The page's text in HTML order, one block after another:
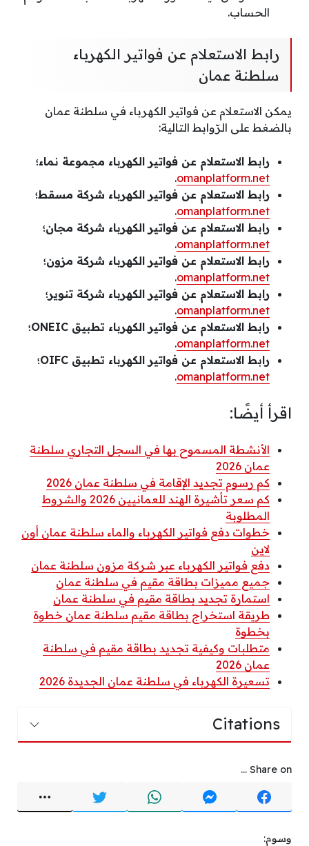
الحساب.
رابط الاستعلام عن فواتير الكهرباء
سلطنة عمان
يمكن الاستعلام عن فواتير الكهرباء في سلطنة عمان
بالضغط على الرّوابط التالية:
رابط الاستعلام عن فواتير الكهرباء مجموعة نماء؛
omanplatform.net
.
رابط الاستعلام عن فواتير الكهرباء شركة مسقط؛
omanplatform.net
.
رابط الاستعلام عن فواتير الكهرباء شركة مجان؛
omanplatform.net
.
رابط الاستعلام عن فواتير الكهرباء شركة مزون؛
omanplatform.net
.
رابط الاستعلام عن فواتير الكهرباء شركة تنوير؛
omanplatform.net
.
رابط الاستعلام عن فواتير الكهرباء تطبيق ONEIC؛
omanplatform.net
.
رابط الاستعلام عن فواتير الكهرباء تطبيق OIFC؛
omanplatform.net
.
اقرأ أيضًا:
الأنشطة المسموح بها في السجل التجاري سلطنة
عمان 2026
كم رسوم تجديد الإقامة في سلطنة عمان 2026
كم سعر تأشيرة الهند للعمانيين 2026 والشروط
المطلوبة
خطوات دفع فواتير الكهرباء والماء سلطنة عمان أون
لاين
دفع فواتير الكهرباء عبر شركة مزون سلطنة عمان
جميع مميزات بطاقة مقيم في سلطنة عمان
استمارة تجديد بطاقة مقيم في سلطنة عمان
طريقة استخراج بطاقة مقيم سلطنة عمان خطوة
بخطوة
متطلبات وكيفية تجديد بطاقة مقيم في سلطنة
عمان 2026
تسعيرة الكهرباء في سلطنة عمان الجديدة 2026
Citations
Share on ...
وسوم: